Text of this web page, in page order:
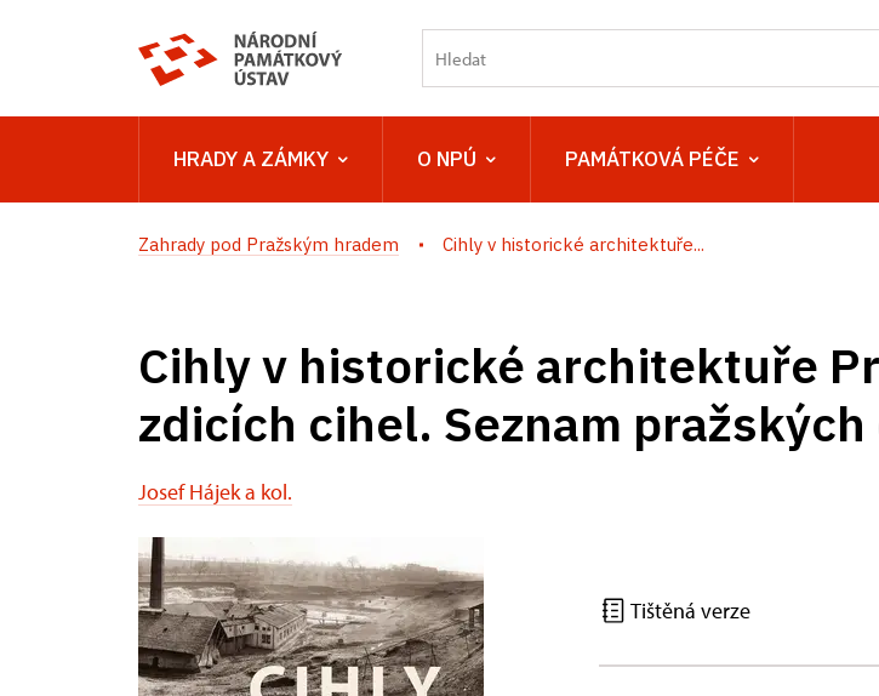
HRADY A ZÁMKY O NPÚ PAMÁTKOVÁ PÉČE
Zahrady pod Pražským hradem Cihly v historické architektuře...
Cihly v historické architektuře
zdicích cihel. Seznam
Josef Hájek a kol.
Tištěná verze